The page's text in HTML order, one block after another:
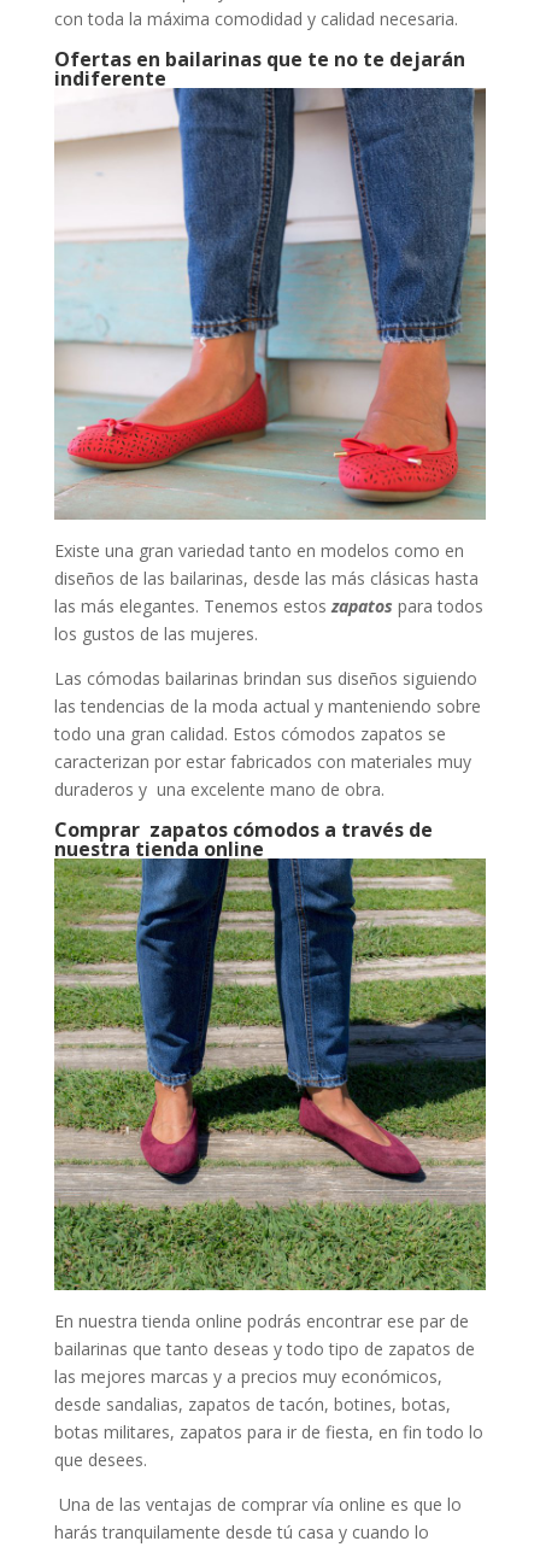
con toda la máxima comodidad y calidad necesaria.
Ofertas en bailarinas que te no te dejarán
indiferente
Existe una gran variedad tanto en modelos como en
diseños de las bailarinas, desde las más clásicas hasta
las más elegantes. Tenemos estoszapatos para todos
los gustos de las mujeres.
Las cómodas bailarinas brindan sus diseños siguiendo
las tendencias de la moda actual y manteniendo sobre
todo una gran calidad. Estos cómodos zapatos se
caracterizan por estar fabricados con materiales muy
duraderos y una excelente mano de obra.
Comprar zapatos cómodos a través de
nuestra tienda online
En nuestra tienda online podrás encontrar ese par de
bailarinas que tanto deseas y todo tipo de zapatos de
las mejores marcas y a precios muy económicos,
desde sandalias, zapatos de tacón, botines, botas,
botas militares, zapatos para ir de fiesta, en fin todo lo
que desees.
Una de las ventajas de comprar vía online es que lo
harás tranquilamente desde tú casa y cuando lo